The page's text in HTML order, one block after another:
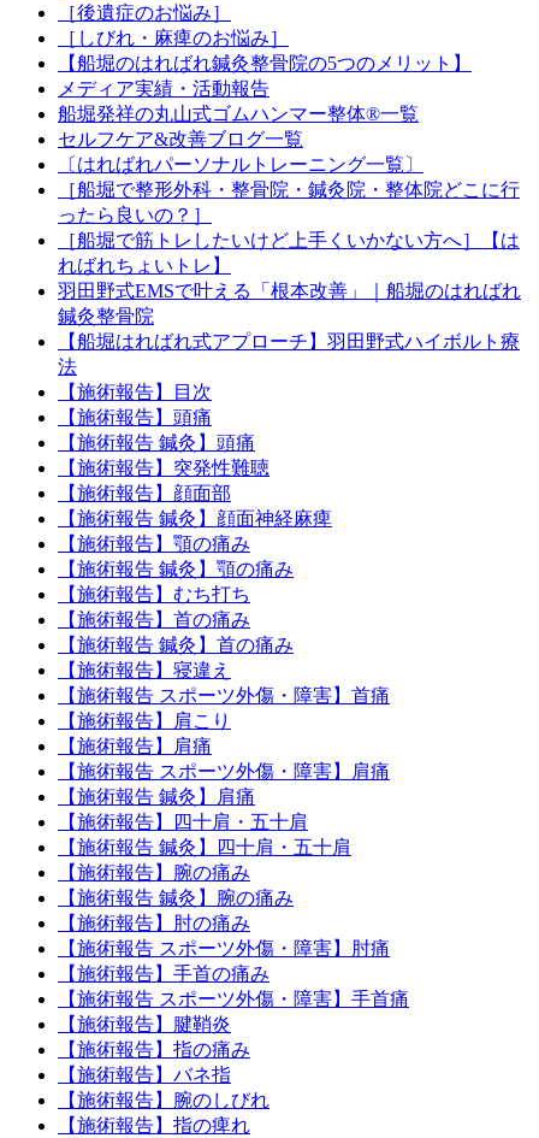
［後遺症のお悩み］
［しびれ・麻痺のお悩み］
【船堀のはればれ鍼灸整骨院の5つのメリット】
メディア実績・活動報告
船堀発祥の丸山式ゴムハンマー整体®︎一覧
セルフケア&改善ブログ一覧
〔はればれパーソナルトレーニング一覧〕
［船堀で整形外科・整骨院・鍼灸院・整体院どこに行
ったら良いの？］
［船堀で筋トレしたいけど上手くいかない方へ］【は
ればれちょいトレ】
羽田野式EMSで叶える「根本改善」｜船堀のはればれ
鍼灸整骨院
【船堀はればれ式アプローチ】羽田野式ハイボルト療
法
【施術報告】目次
【施術報告】頭痛
【施術報告 鍼灸】頭痛
【施術報告】突発性難聴
【施術報告】顔面部
【施術報告 鍼灸】顔面神経麻痺
【施術報告】顎の痛み
【施術報告 鍼灸】顎の痛み
【施術報告】むち打ち
【施術報告】首の痛み
【施術報告 鍼灸】首の痛み
【施術報告】寝違え
【施術報告 スポーツ外傷・障害】首痛
【施術報告】肩こり
【施術報告】肩痛
【施術報告 スポーツ外傷・障害】肩痛
【施術報告 鍼灸】肩痛
【施術報告】四十肩・五十肩
【施術報告 鍼灸】四十肩・五十肩
【施術報告】腕の痛み
【施術報告 鍼灸】腕の痛み
【施術報告】肘の痛み
【施術報告 スポーツ外傷・障害】肘痛
【施術報告】手首の痛み
【施術報告 スポーツ外傷・障害】手首痛
【施術報告】腱鞘炎
【施術報告】指の痛み
【施術報告】バネ指
【施術報告】腕のしびれ
【施術報告】指の痺れ